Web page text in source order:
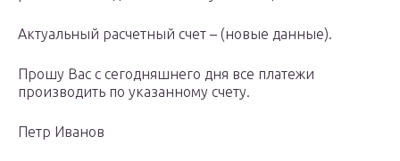
Актуальный расчетный счет – (новые данные).
Прошу Вас с сегодняшнего дня все платежи
производить по указанному счету.
Петр Иванов